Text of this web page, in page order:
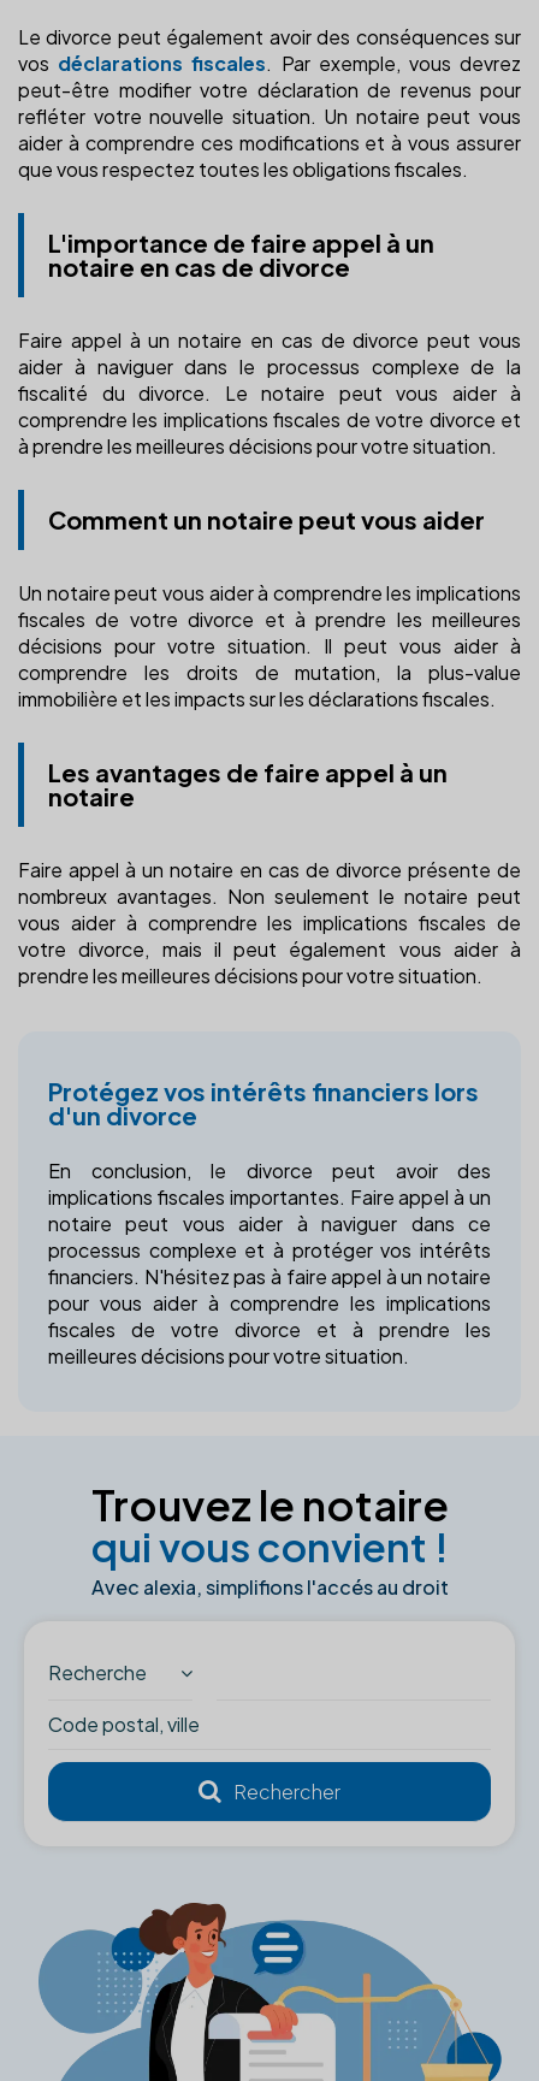
Le divorce peut également avoir des conséquences sur
vos déclarations fiscales. Par exemple, vous devrez
peut-être modifier votre déclaration de revenus pour
refléter votre nouvelle situation. Un notaire peut vous
aider à comprendre ces modifications et à vous assurer
que vous respectez toutes les obligations fiscales.
L'importance de faire appel à un
notaire en cas de divorce
Faire appel à un notaire en cas de divorce peut vous
aider à naviguer dans le processus complexe de la
fiscalité du divorce. Le notaire peut vous aider à
comprendre les implications fiscales de votre divorce et
à prendre les meilleures décisions pour votre situation.
Comment un notaire peut vous aider
Un notaire peut vous aider à comprendre les implications
fiscales de votre divorce et à prendre les meilleures
décisions pour votre situation. Il peut vous aider à
comprendre les droits de mutation, la plus-value
immobilière et les impacts sur les déclarations fiscales.
Les avantages de faire appel à un
notaire
Faire appel à un notaire en cas de divorce présente de
nombreux avantages. Non seulement le notaire peut
vous aider à comprendre les implications fiscales de
votre divorce, mais il peut également vous aider à
prendre les meilleures décisions pour votre situation.
Protégez vos intérêts financiers lors
d'un divorce
En conclusion, le divorce peut avoir des
implications fiscales importantes. Faire appel à un
notaire peut vous aider à naviguer dans ce
processus complexe et à protéger vos intérêts
financiers. N'hésitez pas à faire appel à un notaire
pour vous aider à comprendre les implications
fiscales de votre divorce et à prendre les
meilleures décisions pour votre situation.
Trouvez le notaire
qui vous convient !
Avec alexia, simplifions l'accés au droit
Recherche